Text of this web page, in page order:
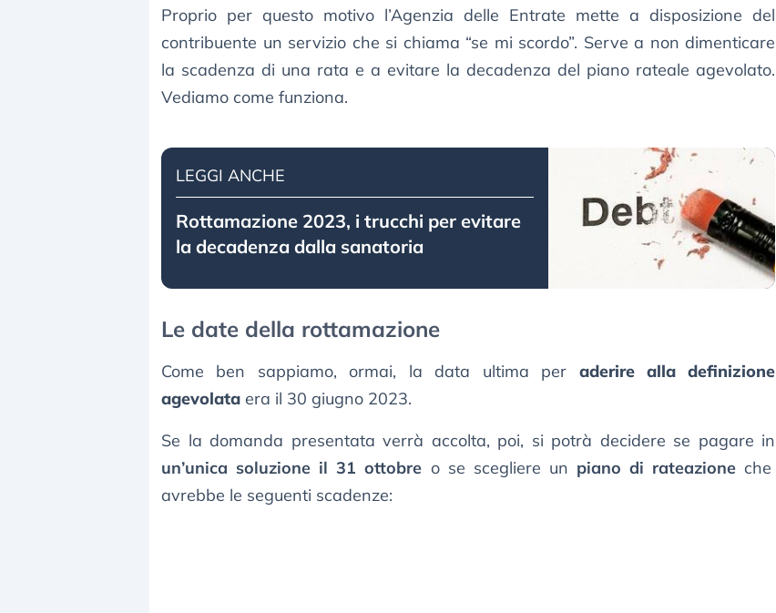
Proprio per questo motivo l’Agenzia delle Entrate mette a disposizione del
contribuente un servizio che si chiama “se mi scordo”. Serve a non dimenticare
la scadenza di una rata e a evitare la decadenza del piano rateale agevolato.
Vediamo come funziona.
LEGGI ANCHE
Rottamazione 2023, i trucchi per evitare
la decadenza dalla sanatoria
Le date della rottamazione
Come ben sappiamo, ormai, la data ultima per aderire alla definizione
agevolata era il 30 giugno 2023.
Se la domanda presentata verrà accolta, poi, si potrà decidere se pagare in
un’unica soluzione il 31 ottobre o se scegliere un piano di rateazione che
avrebbe le seguenti scadenze: